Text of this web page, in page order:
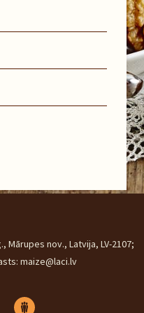
Mārupes nov., Latvija, LV-2107;
maize@laci.lv